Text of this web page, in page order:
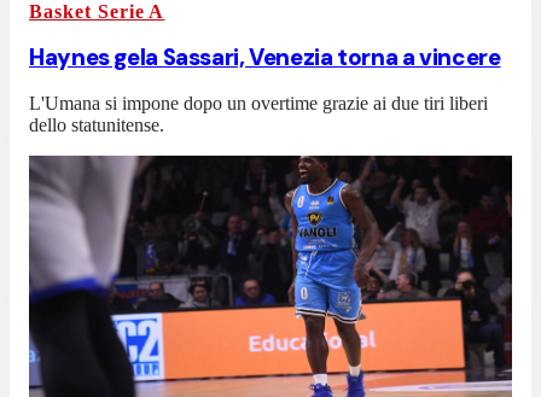
Basket Serie A
Haynes gela Sassari, Venezia torna a vincere
L'Umana si impone dopo un overtime grazie ai due tiri liberi
dello statunitense.